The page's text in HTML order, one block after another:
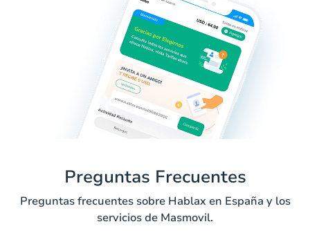
Preguntas Frecuentes
Preguntas frecuentes sobre Hablax en España y los
servicios de Masmovil.